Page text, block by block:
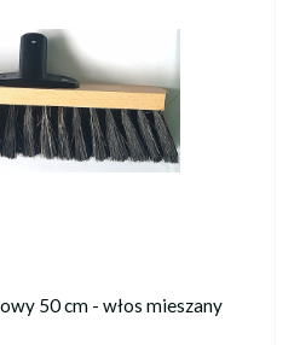
50 cm - włos mieszany